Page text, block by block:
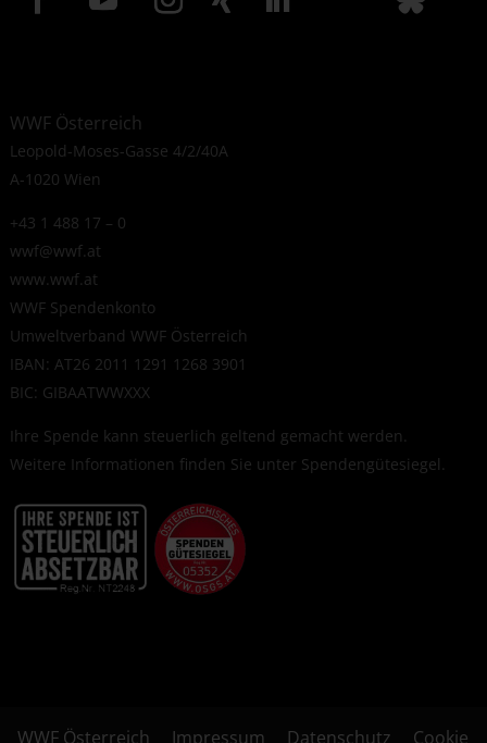
WWF Österreich
Leopold-Moses-Gasse 4/2/40A
A-1020 Wien
+43 1 488 17 – 0
wwf@wwf.at
www.wwf.at
WWF Spendenkonto
Umweltverband WWF Österreich
IBAN: AT26 2011 1291 1268 3901
BIC: GIBAATWWXXX
Ihre Spende kann steuerlich geltend gemacht werden.
Weitere Informationen finden Sie unter Spendengütesiegel.
WWF Österreich Impressum Datenschutz Cookie